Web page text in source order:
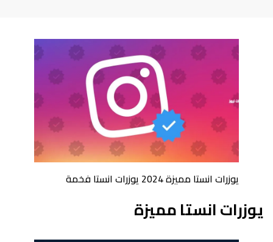
يوزرات انستا مميزة 2024 يوزرات انستا فخمة
يوزرات انستا مميزة